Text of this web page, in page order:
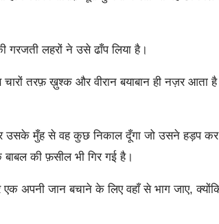
लहरों ने उसे ढाँप लिया है।
तरफ़ ख़ुश्क और वीरान बयाबान ही नज़र
उसके मुँह से वह कुछ निकाल दूँगा जो उसने हड़प कर
की फ़सील भी गिर गई है।
अपनी जान बचाने के लिए वहाँ से भाग जाए,